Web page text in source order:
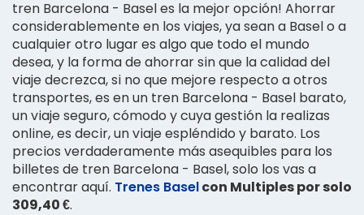
tren Barcelona - Basel es la mejor opción! Ahorrar
considerablemente en los viajes, ya sean a Basel o a
cualquier otro lugar es algo que todo el mundo
desea, y la forma de ahorrar sin que la calidad del
viaje decrezca, si no que mejore respecto a otros
transportes, es en un tren Barcelona - Basel barato,
un viaje seguro, cómodo y cuya gestión la realizas
online, es decir, un viaje espléndido y barato. Los
precios verdaderamente más asequibles para los
billetes de tren Barcelona - Basel, solo los vas a
encontrar aquí. Trenes Baselcon Multiples por solo
309,40 €.